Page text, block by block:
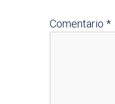
Comentario*